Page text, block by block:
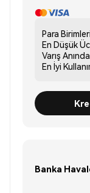
Para Birimleri
En Düşük
Varış Anında
En İyi
Banka